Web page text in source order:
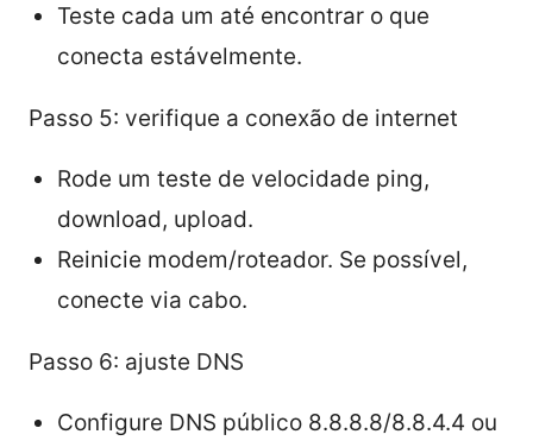
Teste cada um até encontrar o que
conecta estávelmente.
Passo 5: verifique a conexão de internet
Rode um teste de velocidade ping,
download, upload.
Reinicie modem/roteador. Se possível,
conecte via cabo.
Passo 6: ajuste DNS
Configure DNS público 8.8.8.8/8.8.4.4 ou